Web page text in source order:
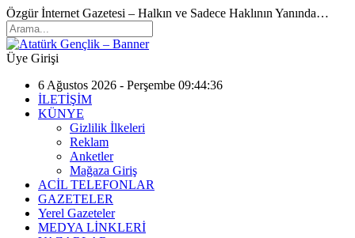
Özgür İnternet Gazetesi – Halkın ve Sadece Haklının Yanında…
Üye Girişi
6 Ağustos 2026 - Perşembe 09:44:36
İLETİŞİM
KÜNYE
Gizlilik İlkeleri
Reklam
Anketler
Mağaza Giriş
ACİL TELEFONLAR
GAZETELER
Yerel Gazeteler
MEDYA LİNKLERİ